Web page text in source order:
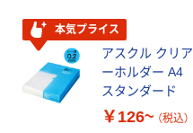
本気プライス
アスクル クリア
ーホルダー A4
スタンダード
￥126~ （税込）